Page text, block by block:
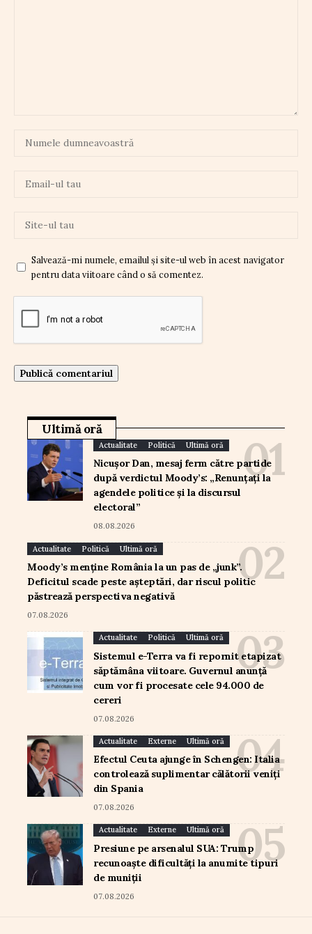
Salvează-mi numele, emailul și site-ul web în acest navigator
pentru data viitoare când o să comentez.
Ultimă oră
Actualitate Politică Ultimă oră
Nicușor Dan, mesaj ferm către partide
după verdictul Moody’s: „Renunțați la
agendele politice și la discursul
electoral”
08.08.2026
Actualitate Politică Ultimă oră
Moody’s menține România la un pas de „junk”.
Deficitul scade peste așteptări, dar riscul politic
păstrează perspectiva negativă
07.08.2026
Actualitate Politică Ultimă oră
Sistemul e-Terra va fi repornit etapizat
săptămâna viitoare. Guvernul anunță
cum vor fi procesate cele 94.000 de
cereri
07.08.2026
Actualitate Externe Ultimă oră
Efectul Ceuta ajunge în Schengen: Italia
controlează suplimentar călătorii veniți
din Spania
07.08.2026
Actualitate Externe Ultimă oră
Presiune pe arsenalul SUA: Trump
recunoaște dificultăți la anumite tipuri
de muniții
07.08.2026